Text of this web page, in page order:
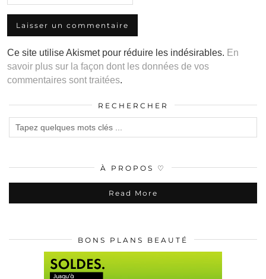
Ce site utilise Akismet pour réduire les indésirables. En
savoir plus sur la façon dont les données de vos
commentaires sont traitées.
RECHERCHER
À PROPOS ♡
Read More
BONS PLANS BEAUTÉ